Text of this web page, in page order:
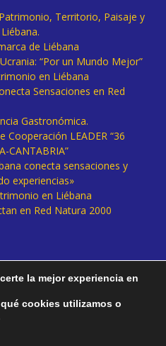
Territorio, Paisaje y
de Liébana
“Por un Mundo Mejor”
en Liébana
Sensaciones en Red
Gastronómica.
Cooperación LEADER “36
CANTABRIA”
conecta sensaciones y
experiencias»
en Liébana
en Red Natura 2000
la mejor experiencia en
cookies utilizamos o